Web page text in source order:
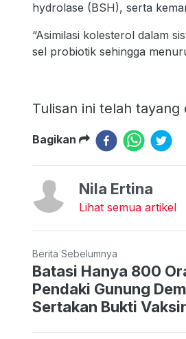
hydrolase (BSH), serta
“Asimilasi kolesterol dalam
sel probiotik sehingga
Tulisan ini telah tayang
Bagikan
Nila Ertina
Lihat semua artikel
Berita Sebelumnya
Batasi Hanya 800
Pendaki Gunung
Sertakan Bukti